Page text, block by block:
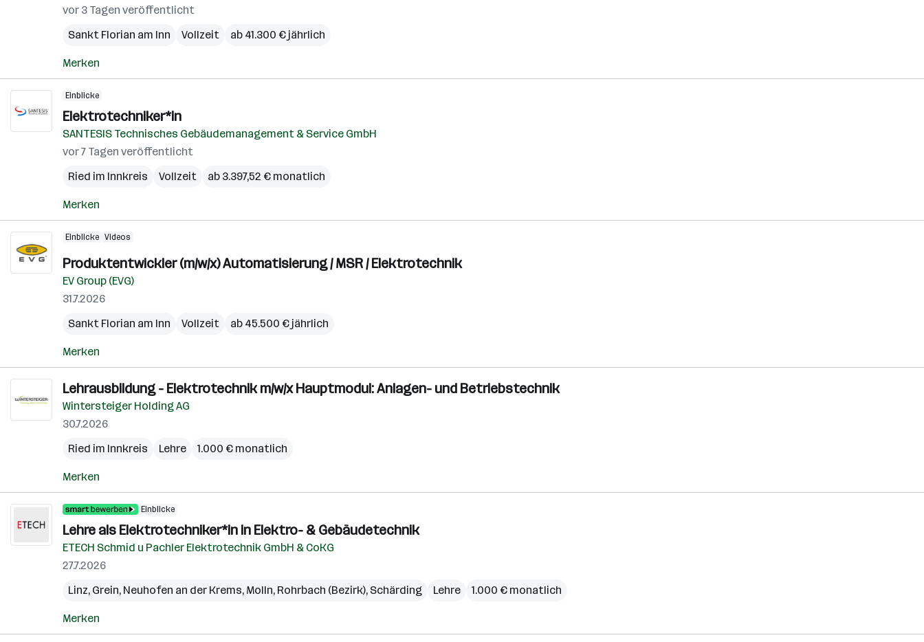
vor 3 Tagen veröffentlicht
Sankt Florian am Inn
Vollzeit ab 41.300 € jährlich
Merken
Einblicke
Elektrotechniker*in
SANTESIS Technisches Gebäudemanagement & Service GmbH
vor 7 Tagen veröffentlicht
Ried im Innkreis
Vollzeit ab 3.397,52 € monatlich
Merken
Einblicke Videos
Produktentwickler (m/w/x) Automatisierung / MSR / Elektrotechnik
EV Group (EVG)
31.7.2026
Sankt Florian am Inn
Vollzeit ab 45.500 € jährlich
Merken
Lehrausbildung - Elektrotechnik m/w/x Hauptmodul: Anlagen- und Betriebstechnik
Wintersteiger Holding AG
30.7.2026
Ried im Innkreis
Lehre 1.000 € monatlich
Merken
Einblicke
Lehre als Elektrotechniker*in in Elektro- & Gebäudetechnik
ETECH Schmid u Pachler Elektrotechnik GmbH & CoKG
27.7.2026
Linz, Grein, Neuhofen an der Krems, Molln, Rohrbach (Bezirk), Schärding Lehre 1.000 € monatlich
Merken